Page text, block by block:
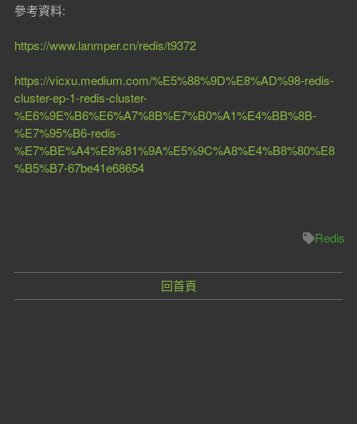
參考資料:
https://www.lanmper.cn/redis/t9372
https://vicxu.medium.com/%E5%88%9D%E8%AD%98-redis-
cluster-ep-1-redis-cluster-
%E6%9E%B6%E6%A7%8B%E7%B0%A1%E4%BB%8B-
%E7%95%B6-redis-
%E7%BE%A4%E8%81%9A%E5%9C%A8%E4%B8%80%E8
%B5%B7-67be41e68654
Redis
回首頁